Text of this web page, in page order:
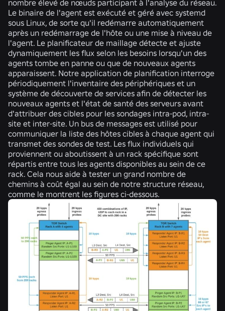
nombre élevé de nœuds participant à l'analyse du réseau.
Le binaire de l'agent est exécuté et géré avec systemd
sous Linux, de sorte qu'il redémarre automatiquement
après un redémarrage de l'hôte ou une mise à niveau de
l'agent. Le planificateur de maillage détecte et ajuste
dynamiquement les flux selon les besoins lorsqu'un des
agents tombe en panne ou que de nouveaux agents
apparaissent. Notre application de planification interroge
périodiquement l'inventaire des périphériques et un
système de découverte de services afin de détecter les
nouveaux agents et l'état de santé des serveurs avant
d'attribuer des cibles pour les sondages intra-pod, intra-
site et inter-site. Un bus de messages est utilisé pour
communiquer la liste des hôtes cibles à chaque agent qui
transmet des sondes de test. Les flux individuels qui
proviennent ou aboutissent à un rack spécifique sont
répartis entre tous les agents disponibles au sein de ce
rack. Cela nous aide à tester un grand nombre de
chemins à coût égal au sein de notre structure réseau,
comme le montrent les figures ci-dessous.